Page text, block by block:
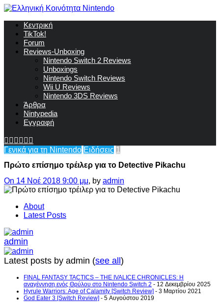
Κεντρική
TikTok!
Forum
Reviews-Unboxing
Nintendo Switch 2 Reviews
Unboxings
Nintendo Switch Reviews
Wii U Reviews
Nintendo 3DS Reviews
Άρθρα
Nintypedia
Εγγραφή
Γενικά για τη Nintendo Ειδήσεις 1
Πρώτο επίσημο τρέιλερ για το Detective Pikachu
On 14 Νοέ 2018 9:00 μμ, by admin
About
Latest Posts
admin
Latest posts by admin (see all)
FINAL FANTASY TACTICS – THE IVALICE CHRONICLES: Η
αναγέννηση ενός Θρύλου στο Nintendo Switch 2 - 12 Δεκεμβρίου 2025
Hyrule Warriors: Age of Calamity [Switch Review] - 3 Μαρτίου 2021
God Eater 3 [Switch Review] - 5 Αυγούστου 2019